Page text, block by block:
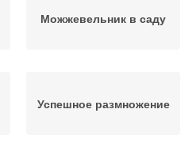
Можжевельник в саду
Успешное размножение